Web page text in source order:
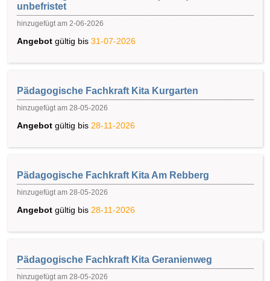
unbefristet
hinzugefügt am 2-06-2026
Angebot gültig bis 31-07-2026
Pädagogische Fachkraft Kita Kurgarten
hinzugefügt am 28-05-2026
Angebot gültig bis 28-11-2026
Pädagogische Fachkraft Kita Am Rebberg
hinzugefügt am 28-05-2026
Angebot gültig bis 28-11-2026
Pädagogische Fachkraft Kita Geranienweg
hinzugefügt am 28-05-2026